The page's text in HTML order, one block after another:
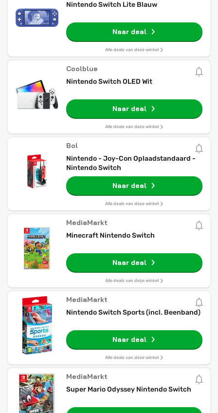
Nintendo Switch Lite Blauw
Naar deal
Alle deals van deze winkel
Coolblue
Nintendo Switch OLED Wit
Naar deal
Alle deals van deze winkel
Bol
Nintendo - Joy-Con Oplaadstandaard -
Nintendo Switch
Naar deal
Alle deals van deze winkel
MediaMarkt
Minecraft Nintendo Switch
Naar deal
Alle deals van deze winkel
MediaMarkt
Nintendo Switch Sports (incl. Beenband)
Naar deal
Alle deals van deze winkel
MediaMarkt
Super Mario Odyssey Nintendo Switch